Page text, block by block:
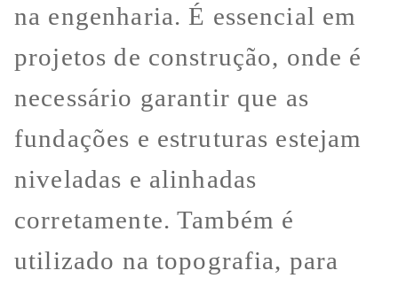
na engenharia. É essencial em
projetos de construção, onde é
necessário garantir que as
fundações e estruturas estejam
niveladas e alinhadas
corretamente. Também é
utilizado na topografia, para